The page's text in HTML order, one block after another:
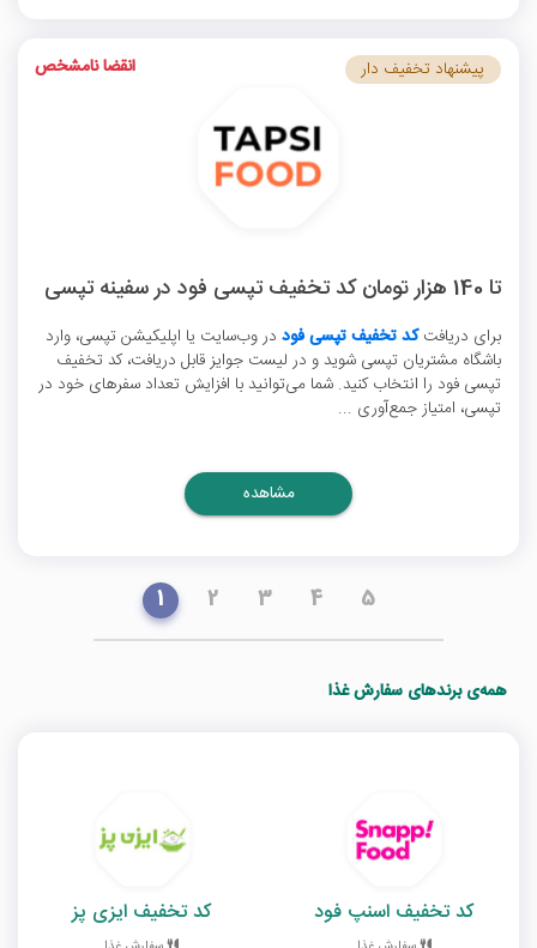
تا 140 هزار تومان کد تخفیف تپسی فود در سفینه تپسی
برای دریافتکد تخفیف تپسی فود در وب‌سایت یا اپلیکیشن تپسی، وارد
باشگاه مشتریان تپسی شوید و در لیست جوایز قابل دریافت، کد تخفیف
تپسی فود را انتخاب کنید. شما می‌توانید با افزایش تعداد سفرهای خود در
تپسی، امتیاز جمع‌آوری ...
پیشنهاد تخفیف دار انقضا نامشخص
مشاهده
1 2 3 4 5
همه‌ی برندهای سفارش غذا
کد تخفیف اسنپ فود کد تخفیف ایزی پز